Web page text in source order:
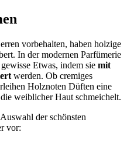
vorbehalten, haben holzige
In der modernen Parfümerie
Etwas, indem sie mit
werden. Ob cremiges
Holznoten Düften eine
weiblicher Haut schmeichelt.
der schönsten
vor: